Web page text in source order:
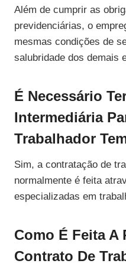
Além de cumprir as
previdenciárias, o
mesmas condições de
salubridade dos demais
É Necessário
Intermediária
Trabalhador
Sim, a contratação de
normalmente é feita
especializadas em
Como É Feita A
Contrato De